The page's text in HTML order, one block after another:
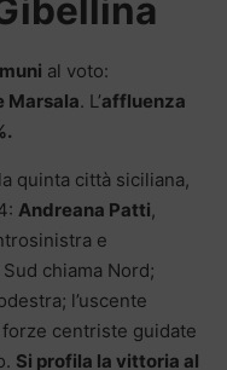
al voto:
Marsala. L’affluenza
quinta città siciliana,
Andreana Patti,
e
chiama Nord;
l’uscente
centriste guidate
Si profila la vittoria al